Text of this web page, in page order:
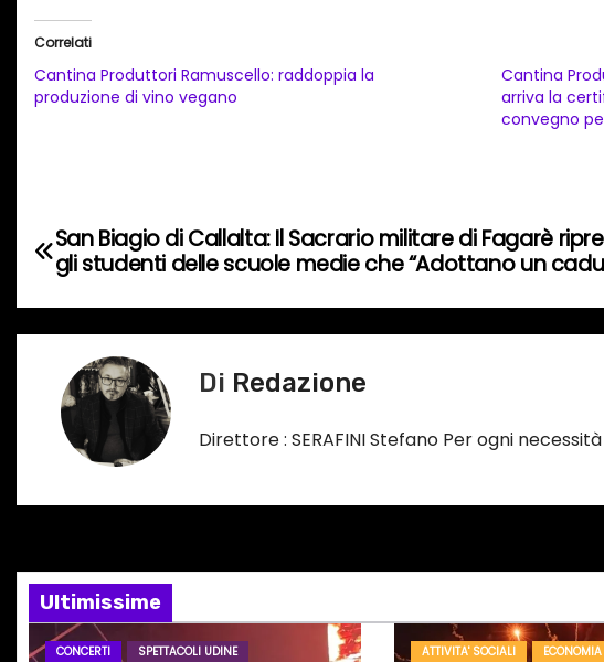
a
o
n
c
Correlati
Cantina Produttori Ramuscello: raddoppia la
produzione di vino vegano
Cantina
arriva la
convegno
N
v
z
i
o
n
San Biagio di Callalta: Il Sacrario militare di Fagarè
gli studenti delle scuole medie che “Adottano un
Di Redazione
Direttore : SERAFINI Stefano Per ogni
Ultimissime
CONCERTI SPETTACOLI UDINE ATTIVITA' SOCIALI